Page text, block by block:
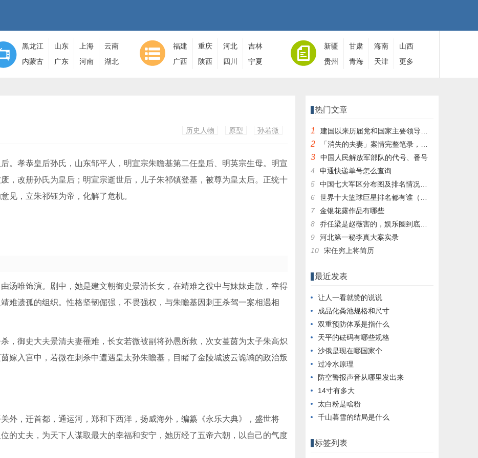
黑龙江 山东 上海
云南
内蒙古
广东 河南 湖北
福建 重庆 河北
吉林
广西
陕西 四川 宁夏
新疆 甘肃 海南
山西
贵州
青海 天津 更多
历史人物 原型 孙若微
孝恭皇后孙氏，山东邹平人，明宣宗朱瞻基第二任皇后、明英宗生母。明宣
，改册孙氏为皇后；明宣宗逝世后，儿子朱祁镇登基，被尊为皇太后。正统十
见，立朱祁钰为帝，化解了危机。
唯饰演。剧中，她是建文朝御史景清长女，在靖难之役中与妹妹走散，幸得
难遗孤的组织。性格坚韧倔强，不畏强权，与朱瞻基因刺王杀驾一案相遇相
御史大夫景清夫妻罹难，长女若微被副将孙愚所救，次女蔓茵为太子朱高炽
嫁入宫中，若微在刺杀中遭遇皇太孙朱瞻基，目睹了金陵城波云诡谲的政治叛
，迁首都，通运河，郑和下西洋，扬威海外，编纂《永乐大典》，盛世将
的丈夫，为天下人谋取最大的幸福和安宁，她历经了五帝六朝，以自己的气度
热门文章
1 建国以来历届党和国家主要领导人全名单
2 「消失的夫妻」案情完整笔录，凶手灭绝人性！|杀人狂魔004
3
中国人民解放军部队的代号、番号
4
申通快递单号怎么查询
5
中国七大军区分布图及排名情况详细解读！
6
世界十大篮球巨星排名都有谁（篮球排行榜前十名）
7
金银花露作品有哪些
8
乔任梁是赵薇害的，娱乐圈到底有多乱，昔日往事一件一件都被扒出，你是怎么
9
河北第一秘李真大案实录
10
宋任穷上将简历
最近发表
让人一看就赞的说说
成品化粪池规格和尺寸
双重预防体系是指什么
天平的砝码有哪些规格
沙俄是现在哪国家个
过冷水原理
防空警报声音从哪里发出来
14寸有多大
太白粉是啥粉
千山暮雪的结局是什么
标签列表